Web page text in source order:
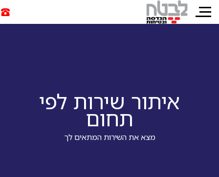
איתור שירות לפי
תחום
מצא את השירות המתאים לך